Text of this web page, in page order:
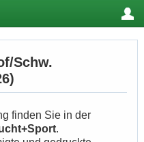
Schw.
finden Sie in der
.